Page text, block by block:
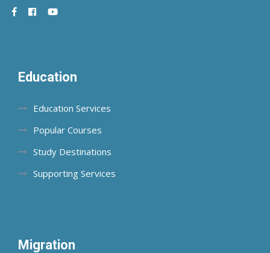
Education
Education Services
Popular Courses
Study Destinations
Supporting Services
Migration